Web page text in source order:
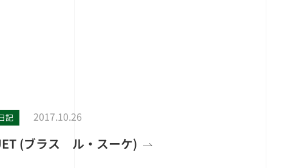
記 2017.10.26
(ブラス ル・スーケ)